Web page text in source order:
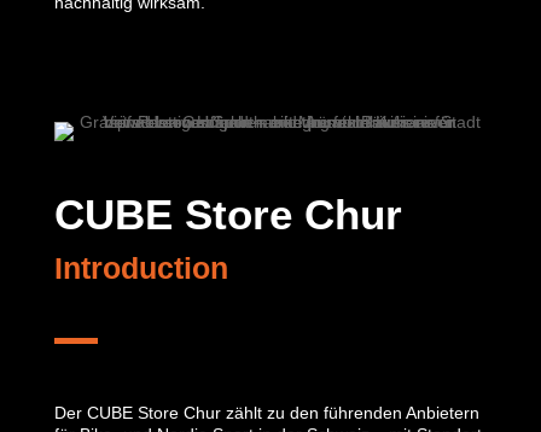
CUBE Store Chur
Introduction
Der CUBE Store Chur zählt zu den führenden Anbietern